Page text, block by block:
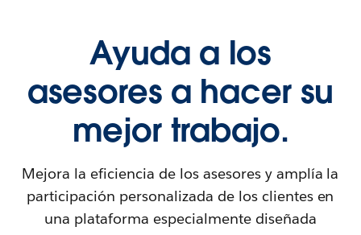
Ayuda a los
asesores a hacer su
mejor trabajo.
Mejora la eficiencia de los asesores y amplía la
participación personalizada de los clientes en
una plataforma especialmente diseñada